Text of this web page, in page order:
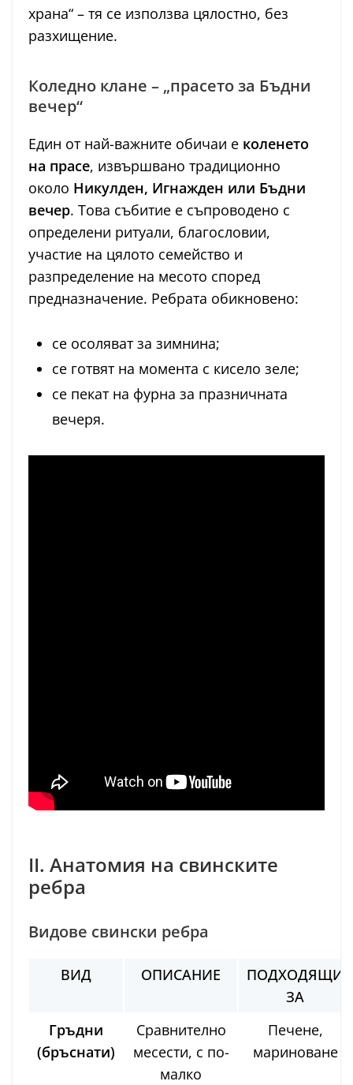
храна“ – тя се използва цялостно, без
разхищение.
Коледно клане – „прасето за Бъдни
вечер“
Един от най-важните обичаи е коленето
на прасе, извършвано традиционно
около Никулден, Игнажден или Бъдни
вечер. Това събитие е съпроводено с
определени ритуали, благословии,
участие на цялото семейство и
разпределение на месото според
предназначение. Ребрата обикновено:
се осоляват за зимнина;
се готвят на момента с кисело зеле;
се пекат на фурна за празничната
вечеря.
II. Анатомия на свинските
ребра
Видове свински ребра
ВИД ОПИСАНИЕ
ПОДХОДЯЩИ
ЗА
Гръдни
(бръснати)
Сравнително
месести, с по-
малко
Печене,
мариноване